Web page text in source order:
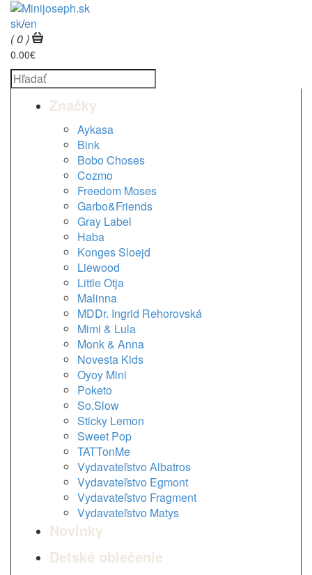
sk/en
( 0 )
0.00€
Značky
Aykasa
Bink
Bobo Choses
Cozmo
Freedom Moses
Garbo&Friends
Gray Label
Haba
Konges Sloejd
Liewood
Little Otja
Malinna
MDDr. Ingrid Rehorovská
Mimi & Lula
Monk & Anna
Novesta Kids
Oyoy Mini
Poketo
So.Slow
Sticky Lemon
Sweet Pop
TATTonMe
Vydavateľstvo Albatros
Vydavateľstvo Egmont
Vydavateľstvo Fragment
Vydavateľstvo Matys
Novinky
Detské oblečenie